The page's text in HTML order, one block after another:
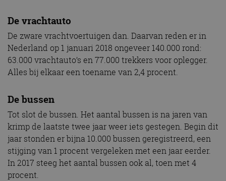
De vrachtauto
De zware vrachtvoertuigen dan. Daarvan reden er in
Nederland op 1 januari 2018 ongeveer 140.000 rond:
63.000 vrachtauto’s en 77.000 trekkers voor oplegger.
Alles bij elkaar een toename van 2,4 procent.
De bussen
Tot slot de bussen. Het aantal bussen is na jaren van
krimp de laatste twee jaar weer iets gestegen. Begin dit
jaar stonden er bijna 10.000 bussen geregistreerd, een
stijging van 1 procent vergeleken met een jaar eerder.
In 2017 steeg het aantal bussen ook al, toen met 4
procent.